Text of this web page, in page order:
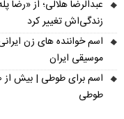
عبدالرضا هلالی؛ از «رضا
زندگی‌اش تغییر کرد
اسم خواننده های زن
موسیقی ایران
طوطی